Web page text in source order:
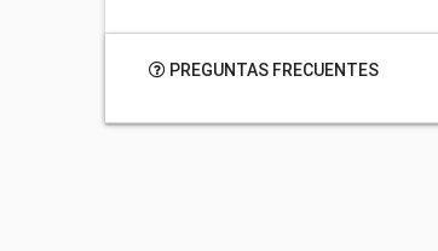
PREGUNTAS FRECUENTES